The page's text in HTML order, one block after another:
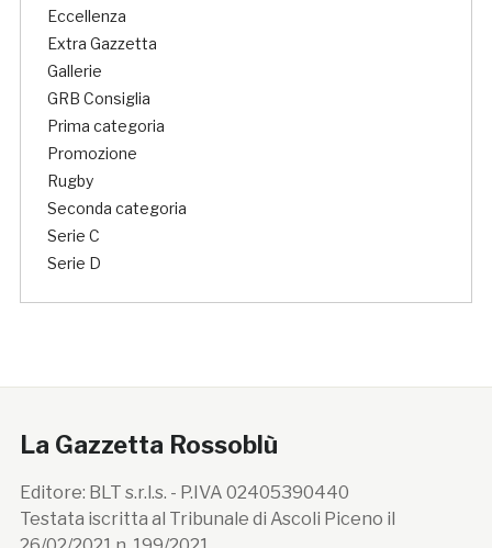
Eccellenza
Extra Gazzetta
Gallerie
GRB Consiglia
Prima categoria
Promozione
Rugby
Seconda categoria
Serie C
Serie D
La Gazzetta Rossoblù
Editore: BLT s.r.l.s. - P.IVA 02405390440
Testata iscritta al Tribunale di Ascoli Piceno il